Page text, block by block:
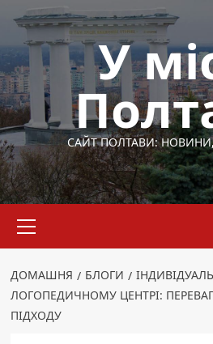
Перейти
вмісту
У
САЙТ ПОЛТАВИ:
меню
ДОМАШНЯ БЛОГИ
ЛОГОПЕДИЧНОМУ ЦЕНТРІ:
ПІДХОДУ